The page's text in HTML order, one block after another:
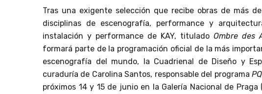
Tras una exigente selección que recibe obras de más
disciplinas de escenografía, performance y
instalación y performance de KAY, titulado Ombre des
formará parte de la programación oficial de la más
escenografía del mundo, la Cuadrienal de Diseño y
curaduría de Carolina Santos, responsable del programa
próximos 14 y 15 de junio en la Galería Nacional de Praga